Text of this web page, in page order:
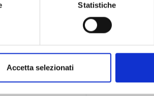
Statistiche
Accetta selezionati
18 febbraio
Nessun evento, giovedì 19 febbraio
19 Nessun evento,